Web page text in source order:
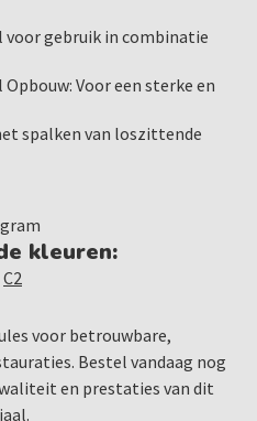
voor gebruik in combinatie
Voor een sterke en
spalken van loszittende
kleuren:
C2
voor betrouwbare,
Bestel vandaag nog
en prestaties van dit